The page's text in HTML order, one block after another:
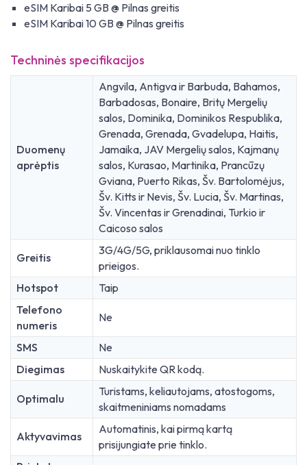
eSIM Karibai 5 GB @ Pilnas greitis
eSIM Karibai 10 GB @ Pilnas greitis
Techninės specifikacijos
Duomenų
aprėptis
Angvila, Antigva ir Barbuda, Bahamos,
Barbadosas, Bonaire, Britų Mergelių
salos, Dominika, Dominikos Respublika,
Grenada, Grenada, Gvadelupa, Haitis,
Jamaika, JAV Mergelių salos, Kajmanų
salos, Kurasao, Martinika, Prancūzų
Gviana, Puerto Rikas, Šv. Bartolomėjus,
Šv. Kitts ir Nevis, Šv. Lucia, Šv. Martinas,
Šv. Vincentas ir Grenadinai, Turkio ir
Caicoso salos
Greitis
3G/4G/5G, priklausomai nuo tinklo
prieigos.
Hotspot
Taip
Telefono
numeris
Ne
SMS
Ne
Diegimas
Nuskaitykite QR kodą.
Optimalu
Turistams, keliautojams, atostogoms,
skaitmeniniams nomadams
Aktyvavimas
Automatinis, kai pirmą kartą
prisijungiate prie tinklo.